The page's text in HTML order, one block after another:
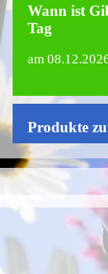
Wann ist
Tag
am
Produkte